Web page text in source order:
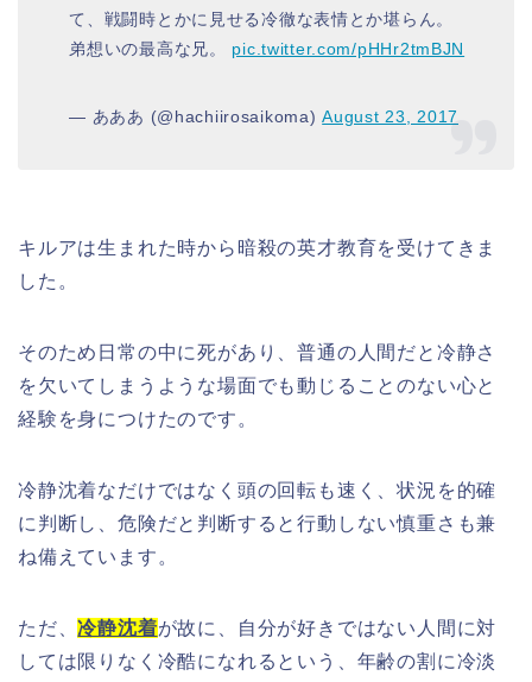
て、戦闘時とかに見せる冷徹な表情とか堪らん。
弟想いの最高な兄。 pic.twitter.com/pHHr2tmBJN
— あああ (@hachiirosaikoma)August 23, 2017
キルアは生まれた時から暗殺の英才教育を受けてきま
した。
そのため日常の中に死があり、普通の人間だと冷静さ
を欠いてしまうような場面でも動じることのない心と
経験を身につけたのです。
冷静沈着なだけではなく頭の回転も速く、状況を的確
に判断し、危険だと判断すると行動しない慎重さも兼
ね備えています。
ただ、冷静沈着が故に、自分が好きではない人間に対
しては限りなく冷酷になれるという、年齢の割に冷淡